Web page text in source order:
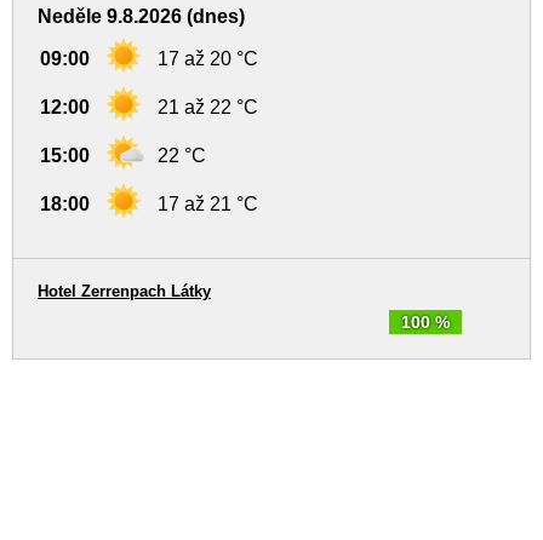
Neděle 9.8.2026 (dnes)
09:00 17 až 20 °C
12:00 21 až 22 °C
15:00 22 °C
18:00 17 až 21 °C
100 %
Hotel Zerrenpach Látky